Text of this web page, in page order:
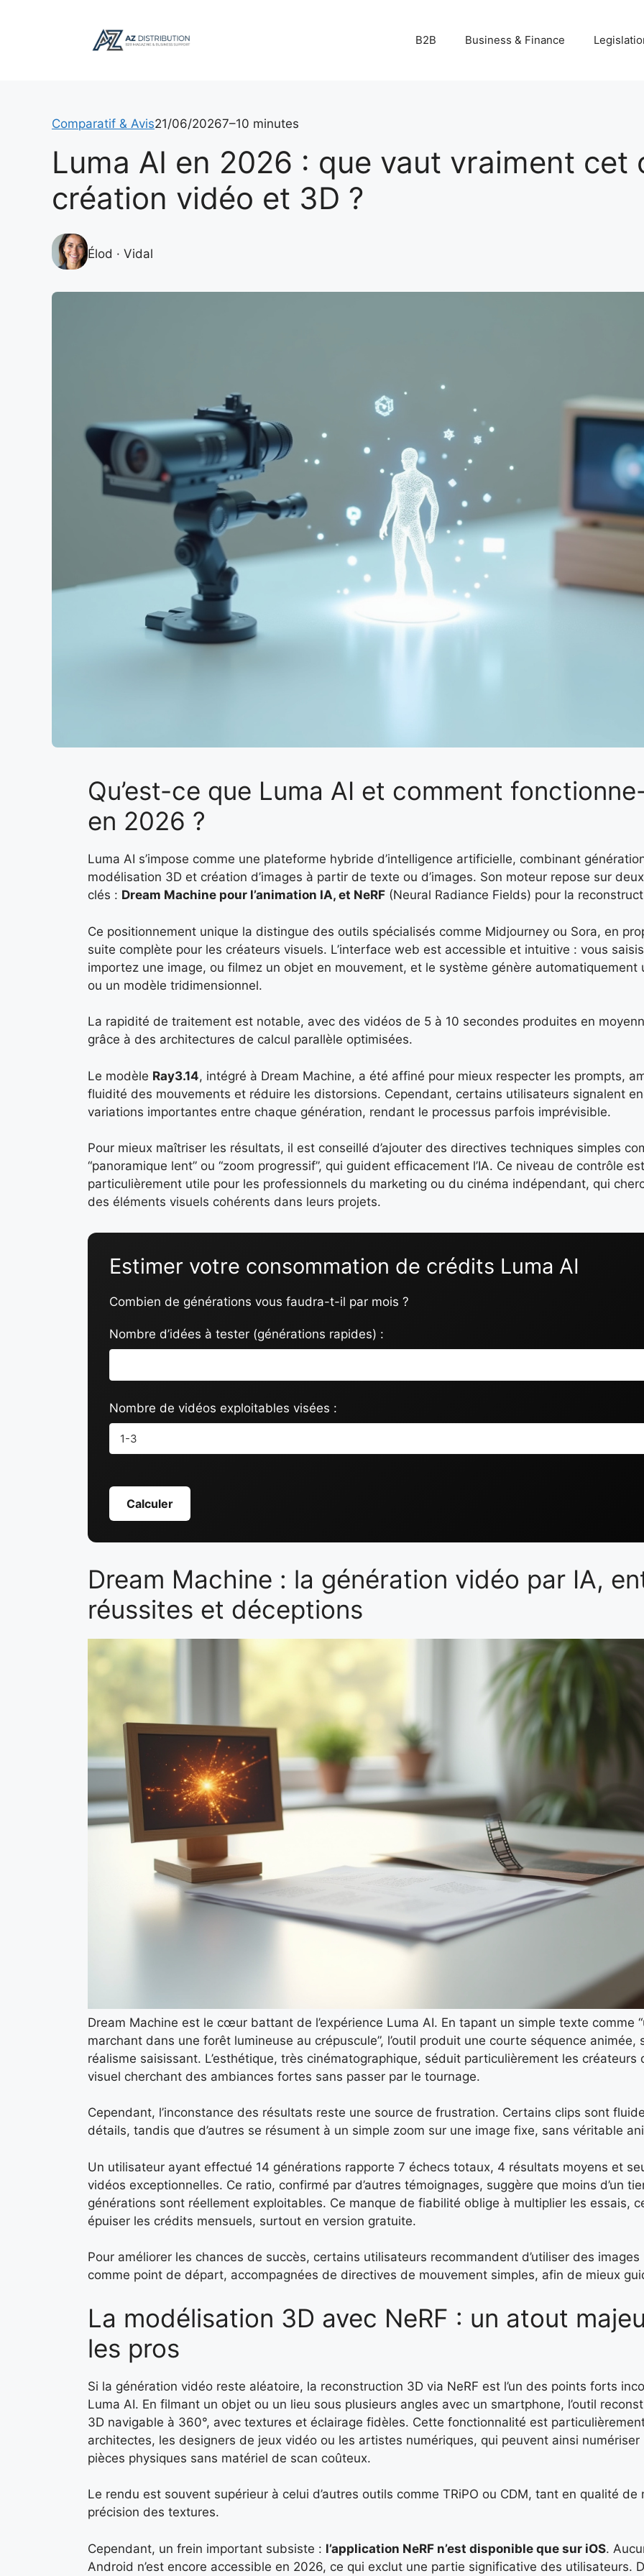
B2B Business & Finance
Comparatif & Avis21/06/20267–10 minutes
Luma AI en 2026 : que vaut vraiment cet
création vidéo et 3D ?
Élod · Vidal
Qu’est-ce que Luma AI et comment
en 2026 ?
Luma AI s’impose comme une plateforme hybride d’intelligence artificielle, combinant
modélisation 3D et création d’images à partir de texte ou d’images. Son moteur repose sur
clés : Dream Machine pour l’animation IA, et NeRF (Neural Radiance Fields) pour la
Ce positionnement unique la distingue des outils spécialisés comme Midjourney ou Sora, en
suite complète pour les créateurs visuels. L’interface web est accessible et intuitive : vous
importez une image, ou filmez un objet en mouvement, et le système génère automatiquement
ou un modèle tridimensionnel.
La rapidité de traitement est notable, avec des vidéos de 5 à 10 secondes produites en
grâce à des architectures de calcul parallèle optimisées.
Le modèle Ray3.14, intégré à Dream Machine, a été affiné pour mieux respecter les prompts,
fluidité des mouvements et réduire les distorsions. Cependant, certains utilisateurs signalent
variations importantes entre chaque génération, rendant le processus parfois imprévisible.
Pour mieux maîtriser les résultats, il est conseillé d’ajouter des directives techniques simples
“panoramique lent” ou “zoom progressif”, qui guident efficacement l’IA. Ce niveau de contrôle est
particulièrement utile pour les professionnels du marketing ou du cinéma indépendant, qui
des éléments visuels cohérents dans leurs projets.
Estimer votre consommation de crédits Luma AI
Combien de générations vous faudra-t-il par mois ?
Nombre d’idées à tester (générations rapides) :
Nombre de vidéos exploitables visées :
Calculer
Dream Machine : la génération vidéo par IA,
réussites et déceptions
Dream Machine est le cœur battant de l’expérience Luma AI. En tapant un simple texte comme
marchant dans une forêt lumineuse au crépuscule”, l’outil produit une courte séquence animée,
réalisme saisissant. L’esthétique, très cinématographique, séduit particulièrement les créateurs
visuel cherchant des ambiances fortes sans passer par le tournage.
Cependant, l’inconstance des résultats reste une source de frustration. Certains clips sont
détails, tandis que d’autres se résument à un simple zoom sur une image fixe, sans véritable
Un utilisateur ayant effectué 14 générations rapporte 7 échecs totaux, 4 résultats moyens et
vidéos exceptionnelles. Ce ratio, confirmé par d’autres témoignages, suggère que moins d’un
générations sont réellement exploitables. Ce manque de fiabilité oblige à multiplier les essais,
épuiser les crédits mensuels, surtout en version gratuite.
Pour améliorer les chances de succès, certains utilisateurs recommandent d’utiliser des
comme point de départ, accompagnées de directives de mouvement simples, afin de mieux
La modélisation 3D avec NeRF : un atout
les pros
Si la génération vidéo reste aléatoire, la reconstruction 3D via NeRF est l’un des points forts
Luma AI. En filmant un objet ou un lieu sous plusieurs angles avec un smartphone, l’outil
3D navigable à 360°, avec textures et éclairage fidèles. Cette fonctionnalité est
architectes, les designers de jeux vidéo ou les artistes numériques, qui peuvent ainsi
pièces physiques sans matériel de scan coûteux.
Le rendu est souvent supérieur à celui d’autres outils comme TRiPO ou CDM, tant en qualité de
précision des textures.
Cependant, un frein important subsiste : l’application NeRF n’est disponible que sur iOS.
Android n’est encore accessible en 2026, ce qui exclut une partie significative des utilisateurs.